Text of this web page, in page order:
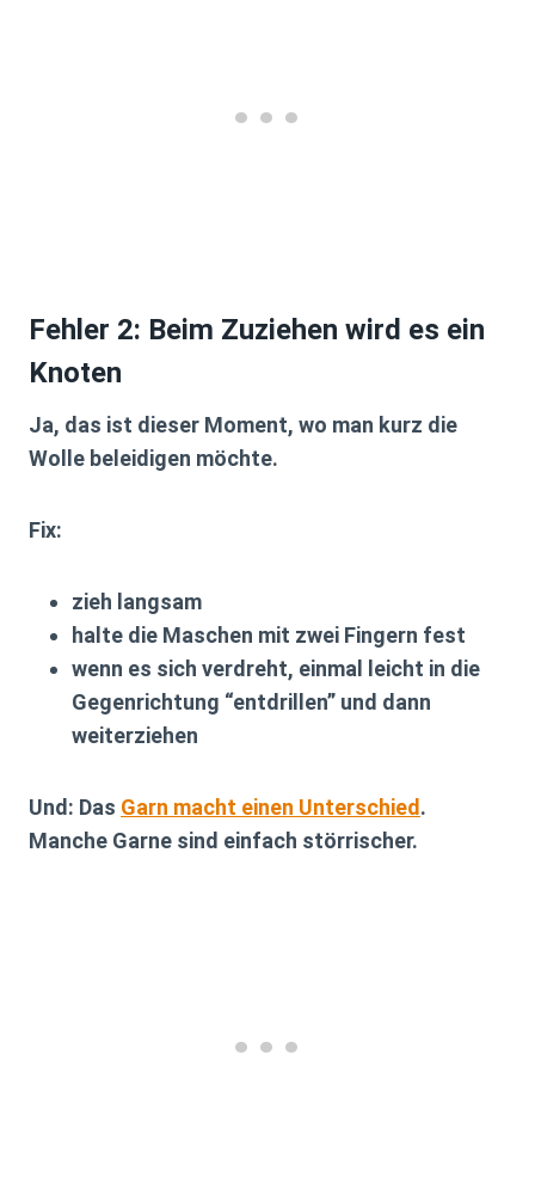
Fehler 2: Beim Zuziehen wird es ein
Knoten
Ja, das ist dieser Moment, wo man kurz die
Wolle beleidigen möchte.
Fix:
zieh langsam
halte die Maschen mit zwei Fingern fest
wenn es sich verdreht, einmal leicht in die
Gegenrichtung “entdrillen” und dann
weiterziehen
Und: Das Garn macht einen Unterschied.
Manche Garne sind einfach störrischer.